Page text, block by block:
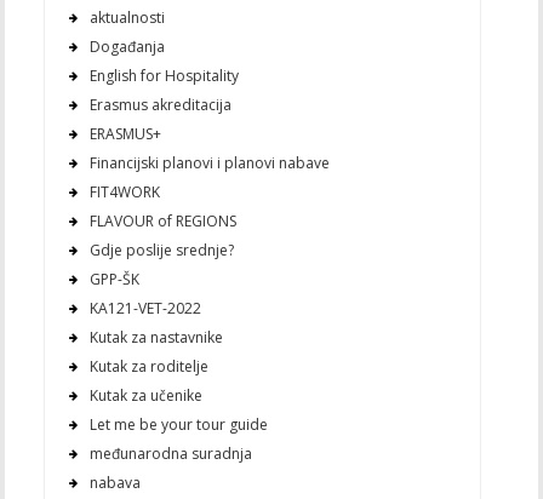
aktualnosti
Događanja
English for Hospitality
Erasmus akreditacija
ERASMUS+
Financijski planovi i planovi nabave
FIT4WORK
FLAVOUR of REGIONS
Gdje poslije srednje?
GPP-ŠK
KA121-VET-2022
Kutak za nastavnike
Kutak za roditelje
Kutak za učenike
Let me be your tour guide
međunarodna suradnja
nabava